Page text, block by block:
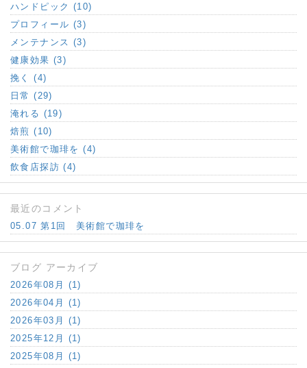
ハンドピック (10)
プロフィール (3)
メンテナンス (3)
健康効果 (3)
挽く (4)
日常 (29)
淹れる (19)
焙煎 (10)
美術館で珈琲を (4)
飲食店探訪 (4)
最近のコメント
05.07 第1回 美術館で珈琲を
ブログ アーカイブ
2026年08月 (1)
2026年04月 (1)
2026年03月 (1)
2025年12月 (1)
2025年08月 (1)